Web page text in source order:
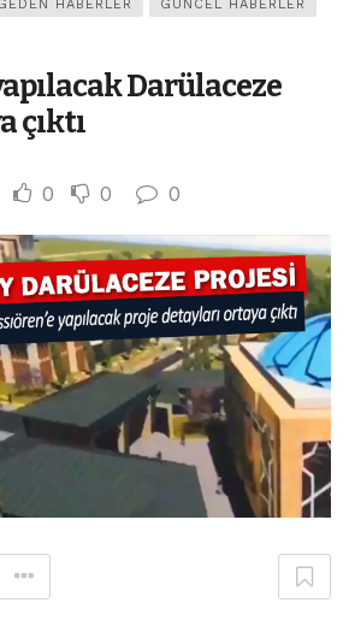
HABERLER GÜNCEL HABERLER
Darülaceze
çıktı
0 0 0